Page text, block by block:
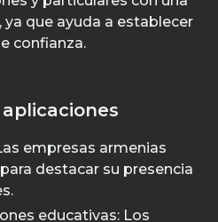
que ayuda a establecer
confianza.
empresas armenias
destacar su presencia
educativas: Los